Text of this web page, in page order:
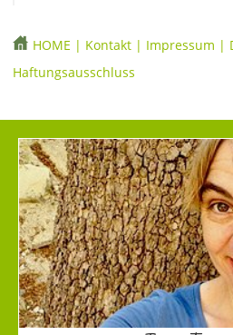
HOME | Kontakt | Impressum |
Haftungsausschluss